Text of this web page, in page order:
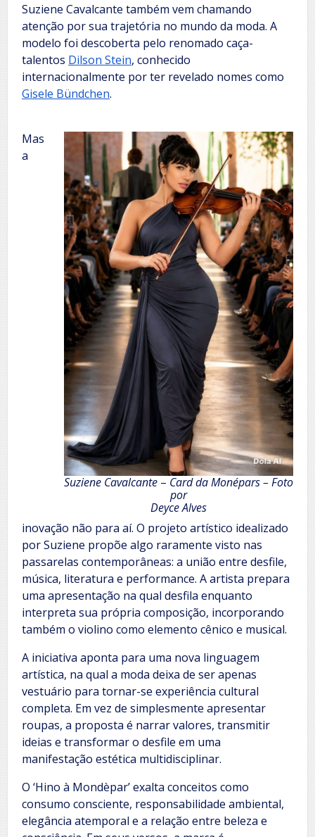
Suziene Cavalcante também vem chamando
atenção por sua trajetória no mundo da moda. A
modelo foi descoberta pelo renomado caça-
talentos Dilson Stein, conhecido
internacionalmente por ter revelado nomes como
Gisele Bündchen.
Suziene Cavalcante – Card da Monépars – Foto
por
Deyce Alves
Mas
a
inovação não para aí. O projeto artístico idealizado
por Suziene propõe algo raramente visto nas
passarelas contemporâneas: a união entre desfile,
música, literatura e performance. A artista prepara
uma apresentação na qual desfila enquanto
interpreta sua própria composição, incorporando
também o violino como elemento cênico e musical.
A iniciativa aponta para uma nova linguagem
artística, na qual a moda deixa de ser apenas
vestuário para tornar-se experiência cultural
completa. Em vez de simplesmente apresentar
roupas, a proposta é narrar valores, transmitir
ideias e transformar o desfile em uma
manifestação estética multidisciplinar.
O ‘Hino à Mondèpar’ exalta conceitos como
consumo consciente, responsabilidade ambiental,
elegância atemporal e a relação entre beleza e